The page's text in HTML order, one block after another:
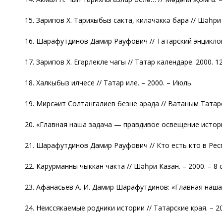
15. Зарипов Х. Тарихыбыз сакта, киләчәккә бара //
16. Шарафутдинов Дамир Рауфович // Татарский
17. Зарипов Х. Егәрлекле чагы // Татар календаре. 2000.
18. Халкыбыз илчесе // Татар иле. – 2000. – Июль.
19. Мирсәит Солтангалиев безнең арада // Ватаным
20. «Главная наша задача — правдивое освещение
21. Шарафутдинов Дамир Рауфович // Кто есть кто в
22. Карурманны чыккан чакта // Шәһри Казан. – 2000. – 8
23. Афанасьев А. И. Дамир Шарафутдинов: «Главная
24. Неиссякаемые родники истории // Татарские края. –